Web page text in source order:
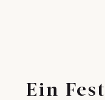
Ein